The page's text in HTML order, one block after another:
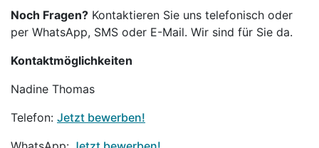
Noch Fragen? Kontaktieren Sie uns telefonisch oder
per WhatsApp, SMS oder E-Mail. Wir sind für Sie da.
Kontaktmöglichkeiten
Nadine Thomas
Telefon: Jetzt bewerben!